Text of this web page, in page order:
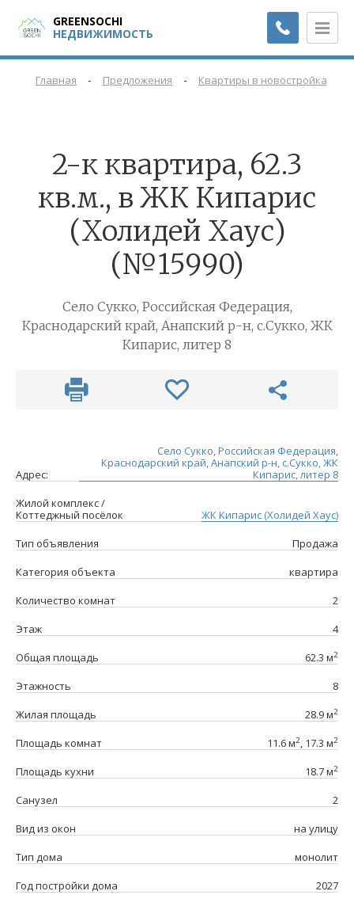
GREENSOCHI
НЕДВИЖИМОСТЬ
Главная - Предложения - Квартиры в новостройках
2-к квартира, 62.3
кв.м., в ЖК Кипарис
(Холидей Хаус)
(№15990)
Село Сукко, Российская Федерация,
Краснодарский край, Анапский р-н, с.Сукко, ЖК
Кипарис, литер 8
Адрес:
Село Сукко, Российская Федерация,
Краснодарский край, Анапский р-н, с.Сукко, ЖК
Кипарис, литер 8
Жилой комплекс /
Коттеджный посёлок
ЖК Кипарис (Холидей Хаус)
Тип объявления
Продажа
Категория объекта
квартира
Количество комнат
2
Этаж
4
Общая площадь
62.3 м2
Этажность
8
Жилая площадь
28.9 м2
Площадь комнат 11.6 м2, 17.3 м2
Площадь кухни 18.7 м2
Санузел
2
Вид из окон
на улицу
Тип дома
монолит
Год постройки дома
2027